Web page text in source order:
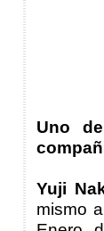
Uno
Yuji
mismo